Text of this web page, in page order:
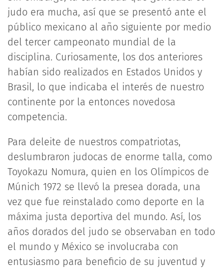
judo era mucha, así que se presentó ante el
público mexicano al año siguiente por medio
del tercer campeonato mundial de la
disciplina. Curiosamente, los dos anteriores
habían sido realizados en Estados Unidos y
Brasil, lo que indicaba el interés de nuestro
continente por la entonces novedosa
competencia.
Para deleite de nuestros compatriotas,
deslumbraron judocas de enorme talla, como
Toyokazu Nomura, quien en los Olímpicos de
Múnich 1972 se llevó la presea dorada, una
vez que fue reinstalado como deporte en la
máxima justa deportiva del mundo. Así, los
años dorados del judo se observaban en todo
el mundo y México se involucraba con
entusiasmo para beneficio de su juventud y